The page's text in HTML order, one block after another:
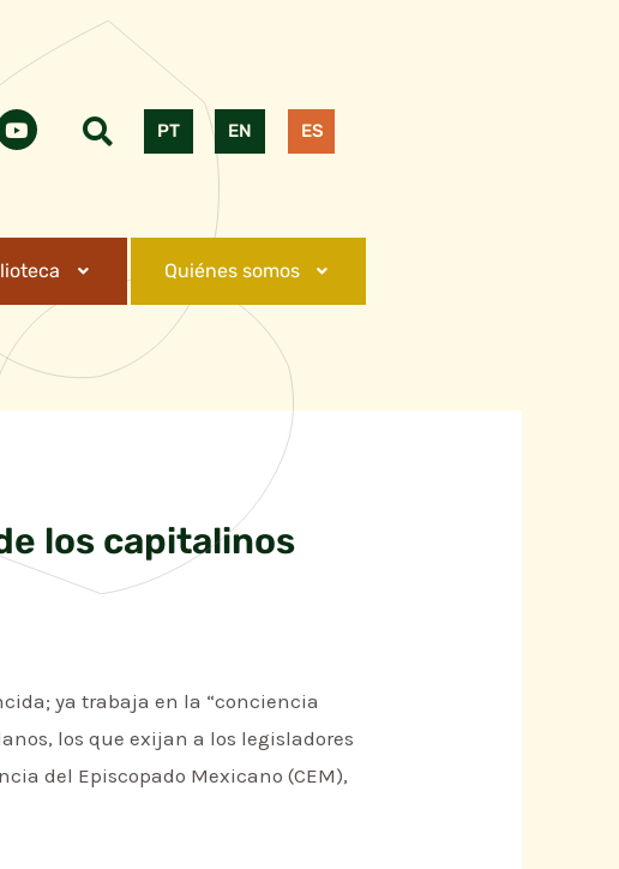
PT EN ES
Quiénes somos
los capitalinos
ya trabaja en la “conciencia
los que exijan a los legisladores
del Episcopado Mexicano (CEM),